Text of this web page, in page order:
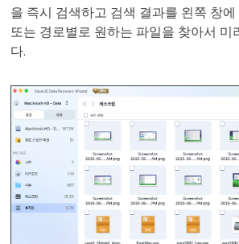
을 즉시 검색하고 검색 결과를 왼쪽 창에
또는 경로별로 원하는 파일을 찾아서 미
다.